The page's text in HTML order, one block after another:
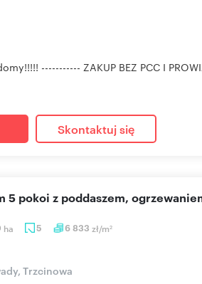
----------- ZAKUP BEZ PCC I
Skontaktuj się
ha 5 6 833 zł/m2
5 pokoi z poddaszem,
Trzcinowa